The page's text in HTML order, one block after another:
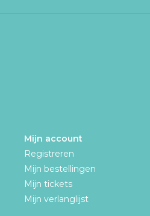
Mijn account
Registreren
Mijn bestellingen
Mijn tickets
Mijn verlanglijst